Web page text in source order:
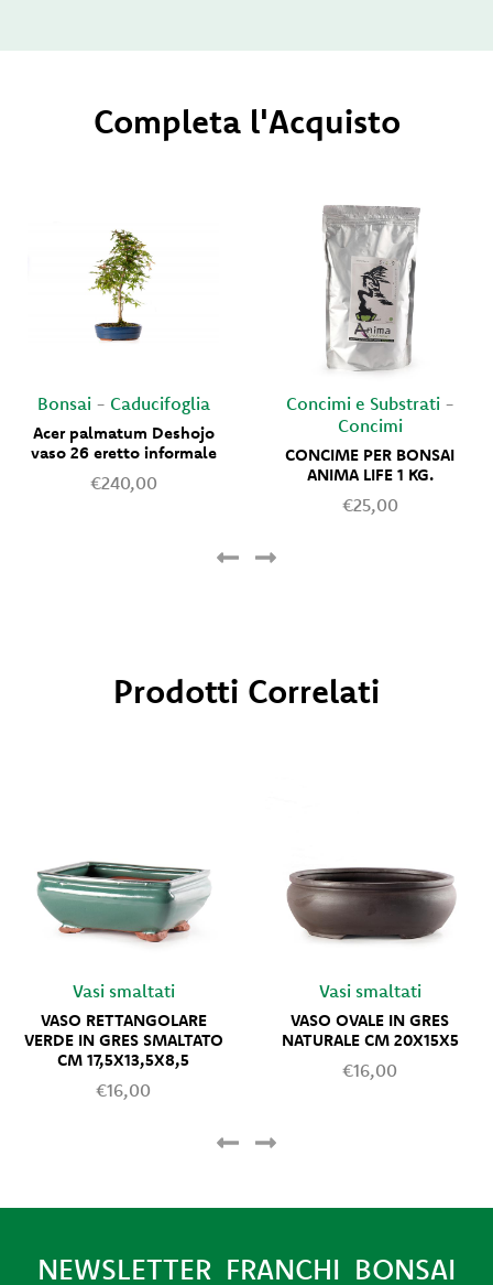
Completa l'Acquisto
Bonsai- Caducifoglia
Acer palmatum Deshojo
vaso 26 eretto informale
€240,00
Concimi e Substrati-
Concimi
CONCIME PER BONSAI
ANIMA LIFE 1 KG.
€25,00
Prodotti Correlati
Vasi smaltati
VASO RETTANGOLARE
VERDE IN GRES SMALTATO
CM 17,5X13,5X8,5
€16,00
Vasi smaltati
VASO OVALE IN GRES
NATURALE CM 20X15X5
€16,00
NEWSLETTER FRANCHI BONSAI